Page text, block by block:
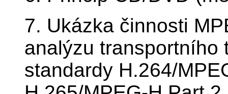
7. Ukázka činnosti
analýzu transportního
standardy H.264/